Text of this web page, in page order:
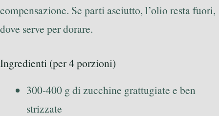
compensazione. Se parti asciutto, l’olio resta fuori,
dove serve per dorare.
Ingredienti (per 4 porzioni)
300-400 g di zucchine grattugiate e ben
strizzate